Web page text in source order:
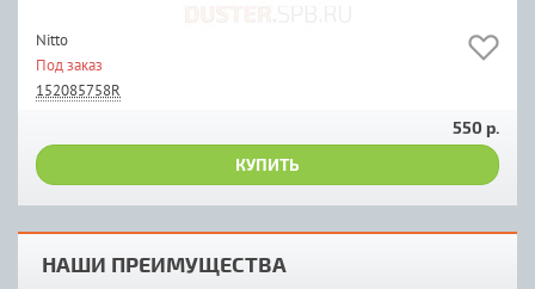
Nitto
Под заказ
152085758R
550 р.
КУПИТЬ
НАШИ ПРЕИМУЩЕСТВА